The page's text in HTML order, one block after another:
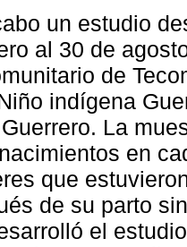
un estudio
al 30 de
de
indígena
La
en
que
de su parto
el